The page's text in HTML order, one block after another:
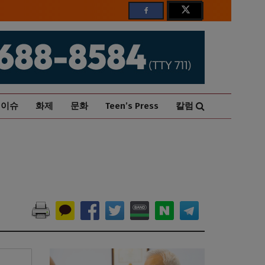
이슈 화제 문화 Teen’s Press 칼럼